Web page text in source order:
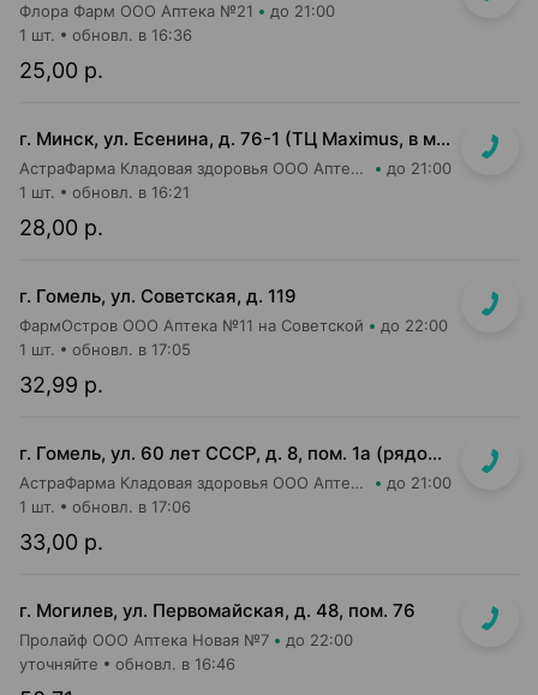
Флора Фарм ООО Аптека №21 до 21:00
25,00 р.
1 шт. обновл. в 16:36
г. Минск, ул. Есенина, д. 76-1 (ТЦ Maximus, в м-не Евроопт Super)
АстраФарма Кладовая здоровья ООО Аптека №9 до 21:00
28,00 р.
1 шт. обновл. в 16:21
г. Гомель, ул. Советская, д. 119
ФармОстров ООО Аптека №11 на Советской до 22:00
32,99 р.
1 шт. обновл. в 17:05
г. Гомель, ул. 60 лет СССР, д. 8, пом. 1а (рядом с м-ом Евроопт)
АстраФарма Кладовая здоровья ООО Аптека №13 до 21:00
33,00 р.
1 шт. обновл. в 17:06
г. Могилев, ул. Первомайская, д. 48, пом. 76
Пролайф ООО Аптека Новая №7 до 22:00
уточняйте обновл. в 16:46